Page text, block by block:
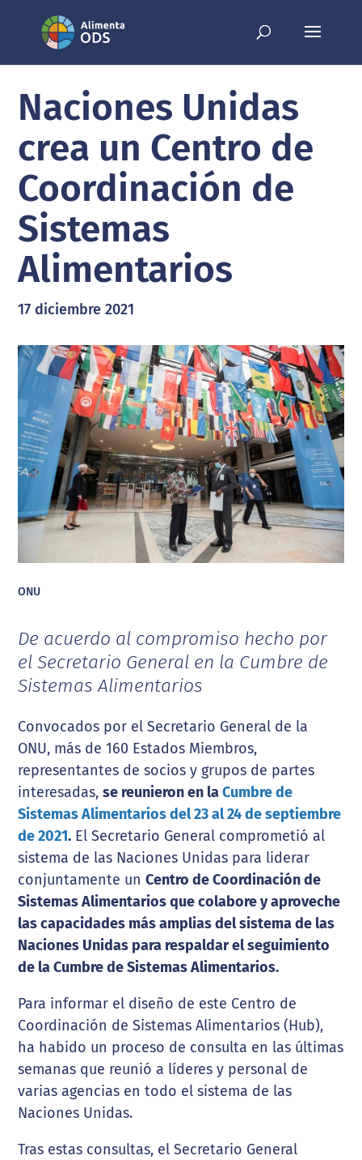
Naciones Unidas
crea un Centro de
Coordinación de
Sistemas
Alimentarios
17 diciembre 2021
ONU
De acuerdo al compromiso hecho por
el Secretario General en la Cumbre de
Sistemas Alimentarios
Convocados por el Secretario General de la
ONU, más de 160 Estados Miembros,
representantes de socios y grupos de partes
interesadas,se reunieron en laCumbre de
Sistemas Alimentarios del 23 al 24 de septiembre
de 2021. El Secretario General comprometió al
sistema de las Naciones Unidas para liderar
conjuntamente unCentro de Coordinación de
Sistemas Alimentarios que colabore y aproveche
las capacidades más amplias del sistema de las
Naciones Unidas para respaldar el seguimiento
de la Cumbre de Sistemas Alimentarios.
Para informar el diseño de este Centro de
Coordinación de Sistemas Alimentarios (Hub),
ha habido un proceso de consulta en las últimas
semanas que reunió a líderes y personal de
varias agencias en todo el sistema de las
Naciones Unidas.
Tras estas consultas, el Secretario General